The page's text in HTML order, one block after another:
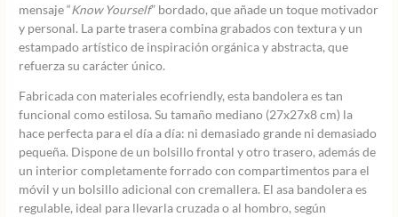
mensaje “Know Yourself” bordado, que añade un toque motivador
y personal. La parte trasera combina grabados con textura y un
estampado artístico de inspiración orgánica y abstracta, que
refuerza su carácter único.
Fabricada con materiales ecofriendly, esta bandolera es tan
funcional como estilosa. Su tamaño mediano (27x27x8 cm) la
hace perfecta para el día a día: ni demasiado grande ni demasiado
pequeña. Dispone de un bolsillo frontal y otro trasero, además de
un interior completamente forrado con compartimentos para el
móvil y un bolsillo adicional con cremallera. El asa bandolera es
regulable, ideal para llevarla cruzada o al hombro, según